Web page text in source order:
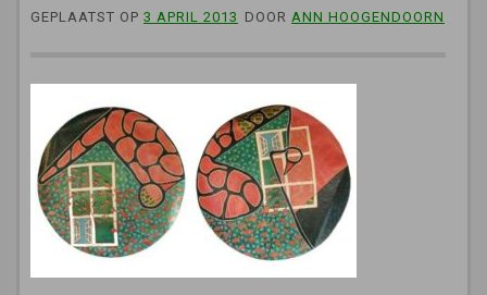
GEPLAATST OP 3 APRIL 2013 DOOR ANN HOOGENDOORN